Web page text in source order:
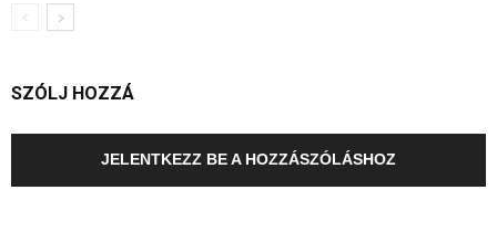
SZÓLJ HOZZÁ
JELENTKEZZ BE A HOZZÁSZÓLÁSHOZ